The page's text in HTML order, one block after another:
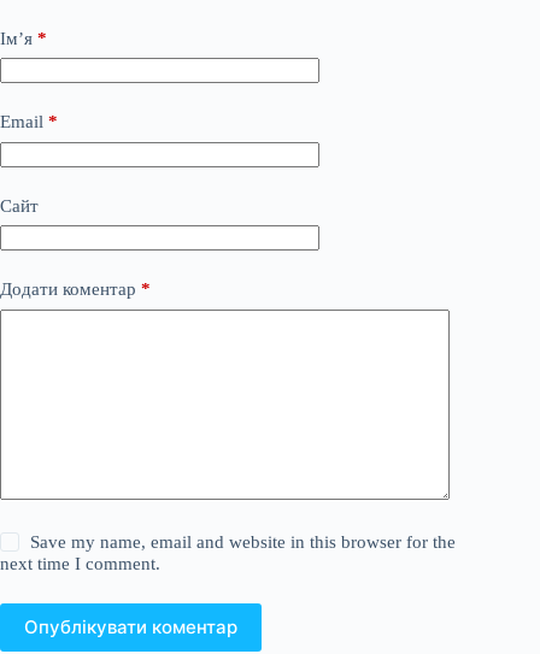
Ім’я *
Email *
Сайт
Додати коментар *
Save my name, email and website in this browser for the
next time I comment.
Опублікувати коментар